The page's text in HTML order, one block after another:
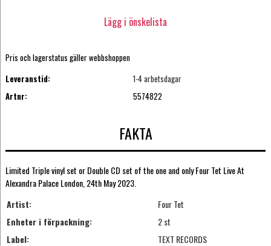
Lägg i önskelista
Pris och lagerstatus gäller webbshoppen
Leveranstid:
1-4 arbetsdagar
Artnr:
5574822
FAKTA
Limited Triple vinyl set or Double CD set of the one and only Four Tet Live At
Alexandra Palace London, 24th May 2023.
Artist:
Four Tet
Enheter i förpackning:
2 st
Label:
TEXT RECORDS